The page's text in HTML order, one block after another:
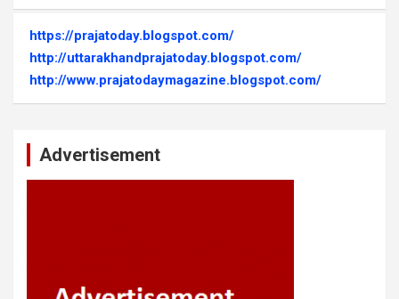
https://prajatoday.blogspot.com/
http://uttarakhandprajatoday.blogspot.com/
http://www.prajatodaymagazine.blogspot.com/
Advertisement